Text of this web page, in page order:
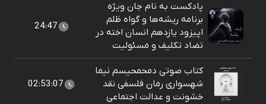
پادکست به نام جان ویژه
برنامه ریشه‌ها و گواه ظلم
اپیزود یازدهم انسان اخته در
تضاد تکلیف و مسئولیت
24:47
کتاب صوتی دمحمحیسم نیما
شهسواری رمان فلسفی نقد
خشونت و عدالت اجتماعی
02:53:07